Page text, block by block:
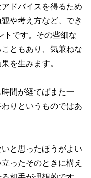
ドバイスを得るため
や考え方など、でき
トです。その些細な
ともあり、気兼ねな
を生みます。
間が経てばまた一
りというものではあ
と思ったほうがよい
ったそのときに構え